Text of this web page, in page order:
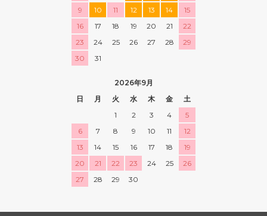
9
10 11 12 13 14
15
16
17 18 19 20 21
22
23
24 25 26 27 28
29
30
31
2026年9月
日
月 火 水 木 金
土
1
2 3 4
5
6
7 8 9 10 11
12
13
14 15 16 17 18
19
20
21 22 23 24 25
26
27
28 29 30